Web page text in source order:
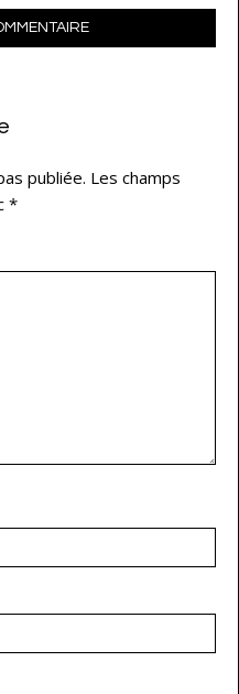
publiée. Les champs
*